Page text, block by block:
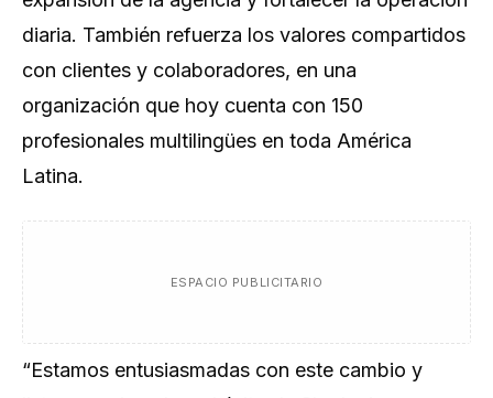
diaria. También refuerza los valores compartidos
con clientes y colaboradores, en una
organización que hoy cuenta con 150
profesionales multilingües en toda América
Latina.
ESPACIO PUBLICITARIO
“Estamos entusiasmadas con este cambio y